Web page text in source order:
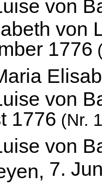
von
von
1776
von
1776 (Nr.
von
7.